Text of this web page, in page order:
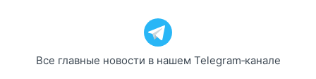
Все главные новости в нашем Telegram‑канале